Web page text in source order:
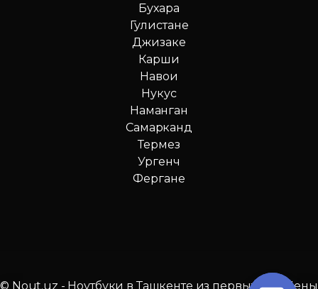
Бухара
Гулистане
Джизаке
Карши
Навои
Нукус
Наманган
Самарканд
Термез
Ургенч
Фергане
© Nout.uz - Ноутбуки в Ташкенте из первых рук. Цены